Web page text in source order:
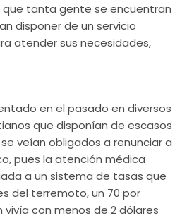
tanta gente se encuentran
disponer de un servicio
atender sus necesidades,
en el pasado en diversos
que disponían de escasos
veían obligados a renunciar a
pues la atención médica
a un sistema de tasas que
del terremoto, un 70 por
con menos de 2 dólares